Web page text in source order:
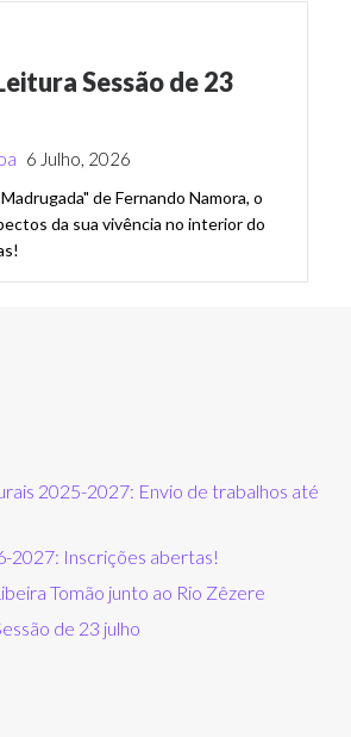
Sessão de 23
6 Julho, 2026
de Fernando Namora, o
da sua vivência no interior do
2025-2027: Envio de trabalhos até
2027: Inscrições abertas!
Tomão junto ao Rio Zêzere
de 23 julho